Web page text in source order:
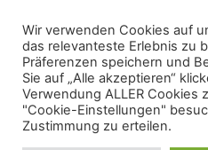
content
Menu
Wir verwenden Cookies auf
das relevanteste Erlebnis zu
Präferenzen speichern und
Sie auf „Alle akzeptieren“
Verwendung ALLER Cookies
"Cookie-Einstellungen"
Zustimmung zu erteilen.